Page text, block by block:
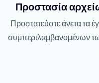
Προστασία
Προστατεύστε άνετα
συμπεριλαμβανομένων